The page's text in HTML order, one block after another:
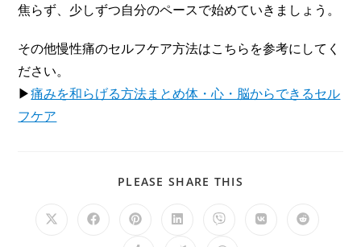
焦らず、少しずつ自分のペースで始めていきましょう。
その他慢性痛のセルフケア方法はこちらを参考にしてく
ださい。
▶痛みを和らげる方法まとめ体・心・脳からできるセル
フケア
PLEASE SHARE THIS